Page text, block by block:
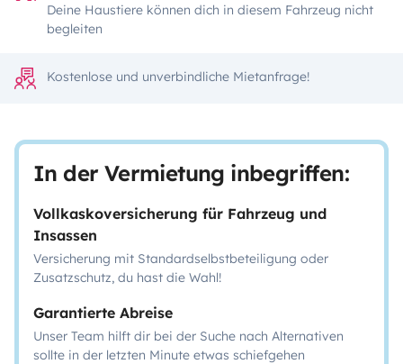
Deine Haustiere können dich in diesem Fahrzeug nicht
begleiten
Kostenlose und unverbindliche Mietanfrage!
In der Vermietung inbegriffen:
Vollkaskoversicherung für Fahrzeug und
Insassen
Versicherung mit Standardselbstbeteiligung oder
Zusatzschutz, du hast die Wahl!
Garantierte Abreise
Unser Team hilft dir bei der Suche nach Alternativen
sollte in der letzten Minute etwas schiefgehen